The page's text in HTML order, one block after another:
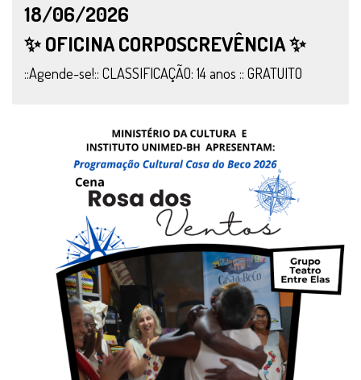
18/06/2026
✨ OFICINA CORPOSCREVÊNCIA ✨
::Agende-se!:: CLASSIFICAÇÃO: 14 anos :: GRATUITO